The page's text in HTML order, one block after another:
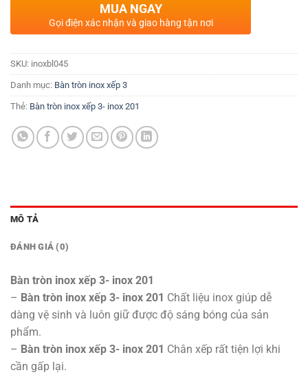
MUA NGAY
Gọi điện xác nhận và giao hàng tận nơi
SKU: inoxbl045
Danh mục: Bàn tròn inox xếp 3
Thẻ: Bàn tròn inox xếp 3- inox 201
MÔ TẢ
ĐÁNH GIÁ (0)
Bàn tròn inox xếp 3- inox 201
– Bàn tròn inox xếp 3- inox 201 Chất liệu inox giúp dễ
dàng vệ sinh và luôn giữ được độ sáng bóng của sản
phẩm.
– Bàn tròn inox xếp 3- inox 201 Chân xếp rất tiện lợi khi
cần gấp lại.